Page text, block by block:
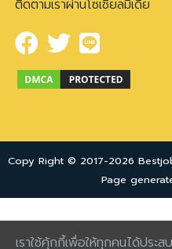
เราใช้คุ้กกี้เพื่อให้ทุกคนได้ปร
ติดตามเราผ่านโซเชียลมีเดีย
Copy Right © 2017-2026
Page